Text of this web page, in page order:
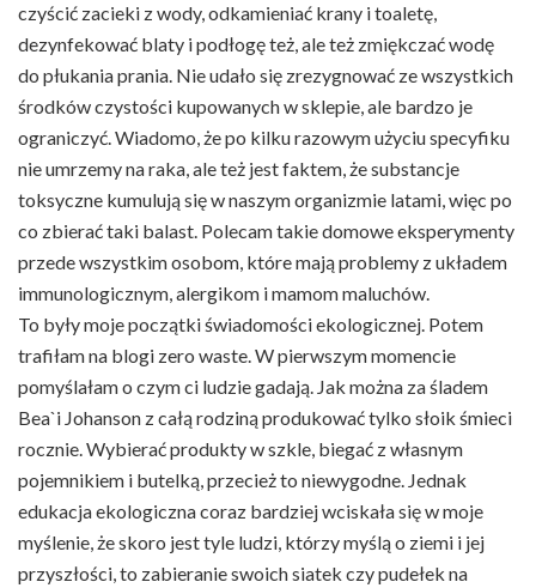
czyścić zacieki z wody, odkamieniać krany i toaletę,
dezynfekować blaty i podłogę też, ale też zmiękczać wodę
do płukania prania. Nie udało się zrezygnować ze wszystkich
środków czystości kupowanych w sklepie, ale bardzo je
ograniczyć. Wiadomo, że po kilku razowym użyciu specyfiku
nie umrzemy na raka, ale też jest faktem, że substancje
toksyczne kumulują się w naszym organizmie latami, więc po
co zbierać taki balast. Polecam takie domowe eksperymenty
przede wszystkim osobom, które mają problemy z układem
immunologicznym, alergikom i mamom maluchów.
To były moje początki świadomości ekologicznej. Potem
trafiłam na blogi zero waste. W pierwszym momencie
pomyślałam o czym ci ludzie gadają. Jak można za śladem
Bea`i Johanson z całą rodziną produkować tylko słoik śmieci
rocznie. Wybierać produkty w szkle, biegać z własnym
pojemnikiem i butelką, przecież to niewygodne. Jednak
edukacja ekologiczna coraz bardziej wciskała się w moje
myślenie, że skoro jest tyle ludzi, którzy myślą o ziemi i jej
przyszłości, to zabieranie swoich siatek czy pudełek na